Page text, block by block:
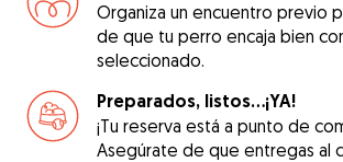
Organiza un encuentro previo
de que tu perro encaja bien
seleccionado.
Preparados, listos...¡YA!
¡Tu reserva está a punto de
Asegúrate de que entregas al